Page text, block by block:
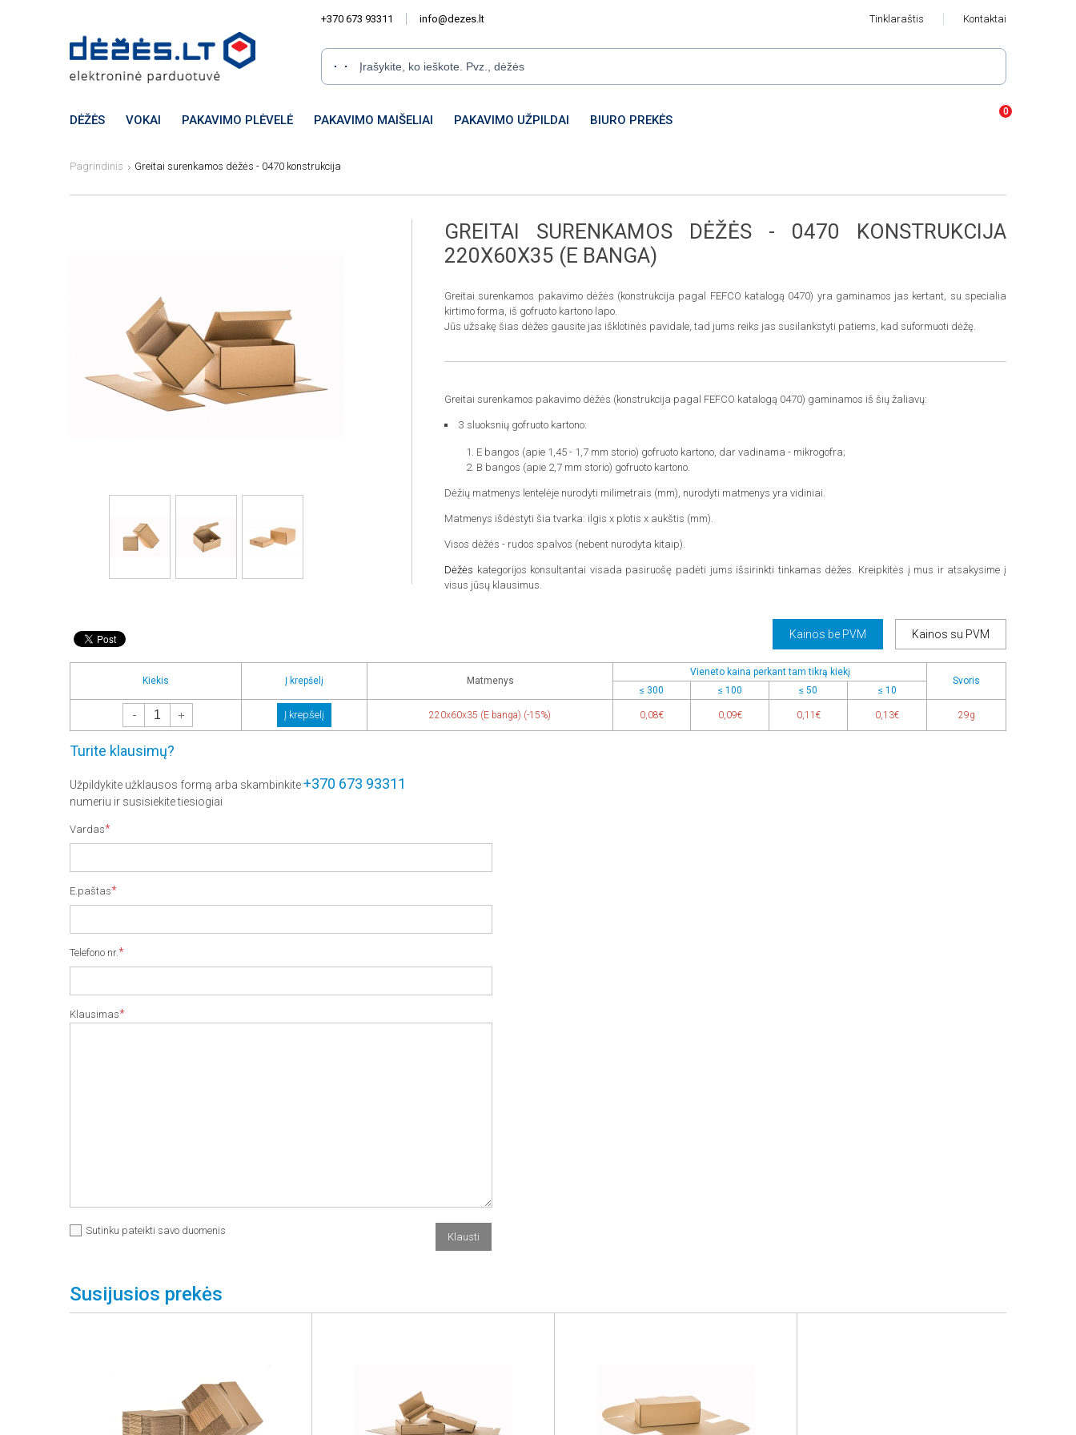
+370 673 93311 info@dezes.lt Tinklaraštis Kontaktai
DĖŽĖS VOKAI PAKAVIMO PLĖVELĖ PAKAVIMO MAIŠELIAI PAKAVIMO UŽPILDAI BIURO PREKĖS
Pagrindinis Greitai surenkamos dėžės - 0470 konstrukcija
GREITAI SURENKAMOS DĖŽĖS - 0470 KONSTRUKCIJA
220X60X35 (E BANGA)
Greitai surenkamos pakavimo dėžės (konstrukcija pagal FEFCO katalogą 0470) yra gaminamos jas kertant, su specialia
kirtimo forma, iš gofruoto kartono lapo.
Jūs užsakę šias dėžes gausite jas išklotinės pavidale, tad jums reiks jas susilankstyti patiems, kad suformuoti dėžę.
Greitai surenkamos pakavimo dėžės (konstrukcija pagal FEFCO katalogą 0470) gaminamos iš šių žaliavų:
3 sluoksnių gofruoto kartono:
E bangos (apie 1,45 - 1,7 mm storio) gofruoto kartono, dar vadinama - mikrogofra;
B bangos (apie 2,7 mm storio) gofruoto kartono.
Dėžių matmenys lentelėje nurodyti milimetrais (mm), nurodyti matmenys yra vidiniai.
Matmenys išdėstyti šia tvarka: ilgis x plotis x aukštis (mm).
Visos dėžės - rudos spalvos (nebent nurodyta kitaip).
Dėžės kategorijos konsultantai visada pasiruošę padėti jums išsirinkti tinkamas dėžes. Kreipkitės į mus ir atsakysime į
visus jūsų klausimus.
Kainos be PVM Kainos su PVM
Kiekis Į krepšelį Matmenys
Vieneto kaina perkant tam tikrą kiekį
Svoris
≤ 300
≤ 100 ≤ 50
≤ 10
Į krepšelį 220x60x35 (E banga) (-15%) 0,08€ 0,09€ 0,11€ 0,13€ 29g
Turite klausimų?
Užpildykite užklausos formą arba skambinkite+370 673 93311
numeriu ir susisiekite tiesiogiai
Vardas*
E.paštas*
Telefono nr.*
Klausimas*
Sutinku pateikti savo duomenis
Susijusios prekės